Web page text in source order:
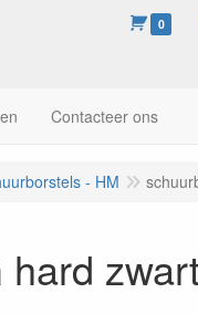
0
Contacteer ons
- HM